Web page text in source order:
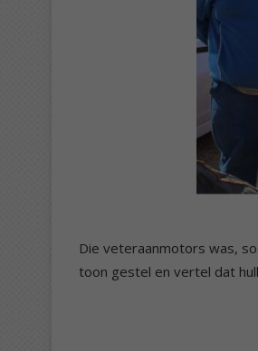
Die veteraanmotors was,
toon gestel en vertel dat